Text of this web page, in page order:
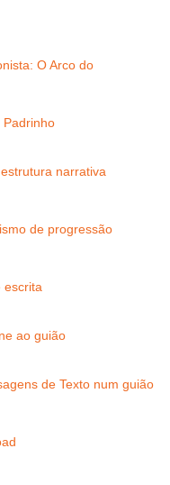
O Arco do
Padrinho
narrativa
de progressão
escrita
ao guião
de Texto num guião